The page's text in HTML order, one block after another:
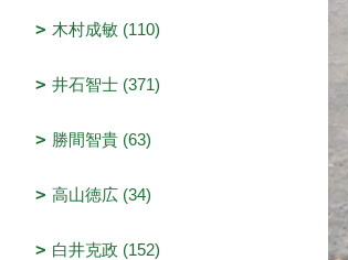
木村成敏 (110)
井石智士 (371)
勝間智貴 (63)
高山徳広 (34)
白井克政 (152)